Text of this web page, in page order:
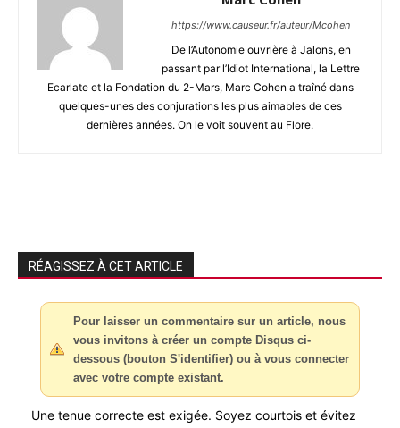
https://www.causeur.fr/auteur/Mcohen
De l’Autonomie ouvrière à Jalons, en
passant par l’Idiot International, la Lettre
Ecarlate et la Fondation du 2-Mars, Marc Cohen a traîné dans
quelques-unes des conjurations les plus aimables de ces
dernières années. On le voit souvent au Flore.
RÉAGISSEZ À CET ARTICLE
Pour laisser un commentaire sur un article, nous
vous invitons à créer un compte Disqus ci-
dessous (bouton S'identifier) ou à vous connecter
avec votre compte existant.
Une tenue correcte est exigée. Soyez courtois et évitez